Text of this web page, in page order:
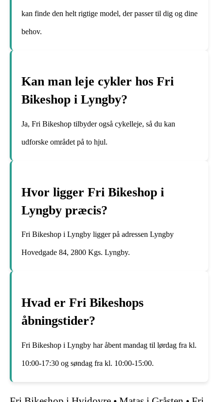
kan finde den helt rigtige model, der passer til dig og dine
behov.
Kan man leje cykler hos Fri
Bikeshop i Lyngby?
Ja, Fri Bikeshop tilbyder også cykelleje, så du kan
udforske området på to hjul.
Hvor ligger Fri Bikeshop i
Lyngby præcis?
Fri Bikeshop i Lyngby ligger på adressen Lyngby
Hovedgade 84, 2800 Kgs. Lyngby.
Hvad er Fri Bikeshops
åbningstider?
Fri Bikeshop i Lyngby har åbent mandag til lørdag fra kl.
10:00-17:30 og søndag fra kl. 10:00-15:00.